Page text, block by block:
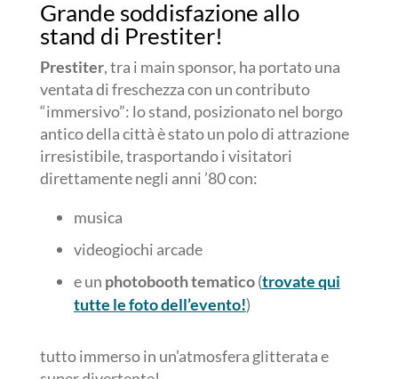
Grande soddisfazione allo
stand di Prestiter!
Prestiter, tra i main sponsor, ha portato una
ventata di freschezza con un contributo
“immersivo”: lo stand, posizionato nel borgo
antico della città è stato un polo di attrazione
irresistibile, trasportando i visitatori
direttamente negli anni ’80 con:
musica
videogiochi arcade
e un photobooth tematico(trovate qui
tutte le foto dell’evento!)
tutto immerso in un’atmosfera glitterata e